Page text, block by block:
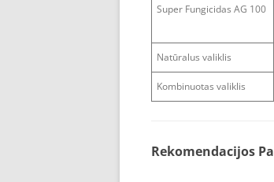
Super Fungicidas AG 100
Natūralus valiklis
Kombinuotas valiklis
Rekomendacijos